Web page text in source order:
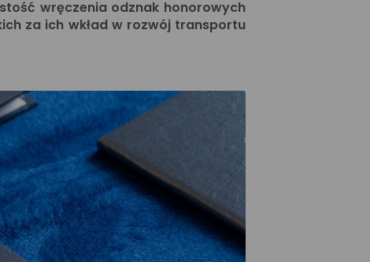
wręczenia odznak honorowych
za ich wkład w rozwój transportu